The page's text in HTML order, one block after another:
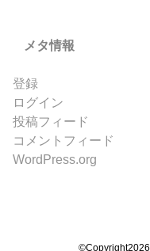
メタ情報
登録
ログイン
投稿フィード
コメントフィード
WordPress.org
©Copyright2026